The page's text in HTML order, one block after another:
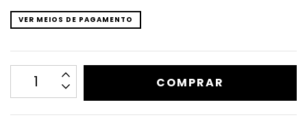
VER MEIOS DE PAGAMENTO